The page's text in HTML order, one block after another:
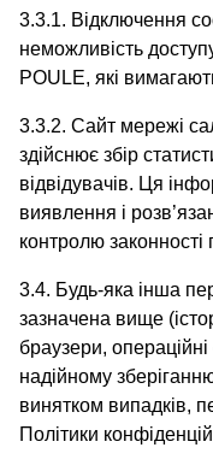
3.3.1. Відключення
неможливість
POULE, які
3.3.2. Сайт мережі
здійснює збір
відвідувачів. Ця
виявлення і
контролю
3.4. Будь-яка інша
зазначена вище
браузери,
надійному
винятком випадків,
Політики